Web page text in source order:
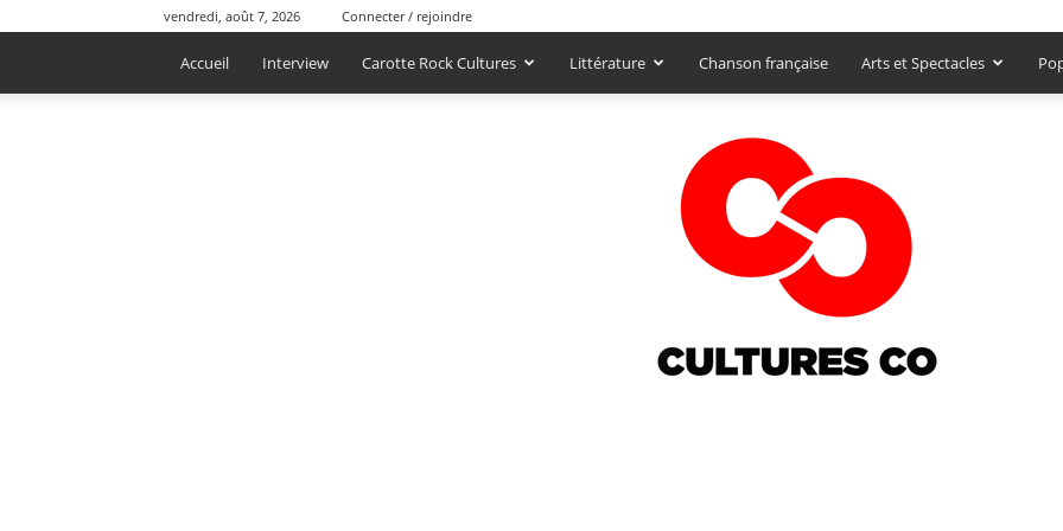
vendredi, août 7, 2026 Connecter / rejoindre
Accueil Interview Carotte Rock Cultures Littérature Chanson française Arts et Spectacles